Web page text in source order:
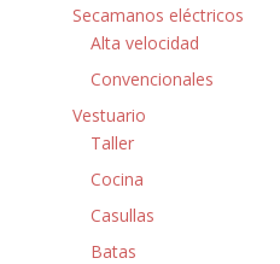
Secamanos eléctricos
Alta velocidad
Convencionales
Vestuario
Taller
Cocina
Casullas
Batas